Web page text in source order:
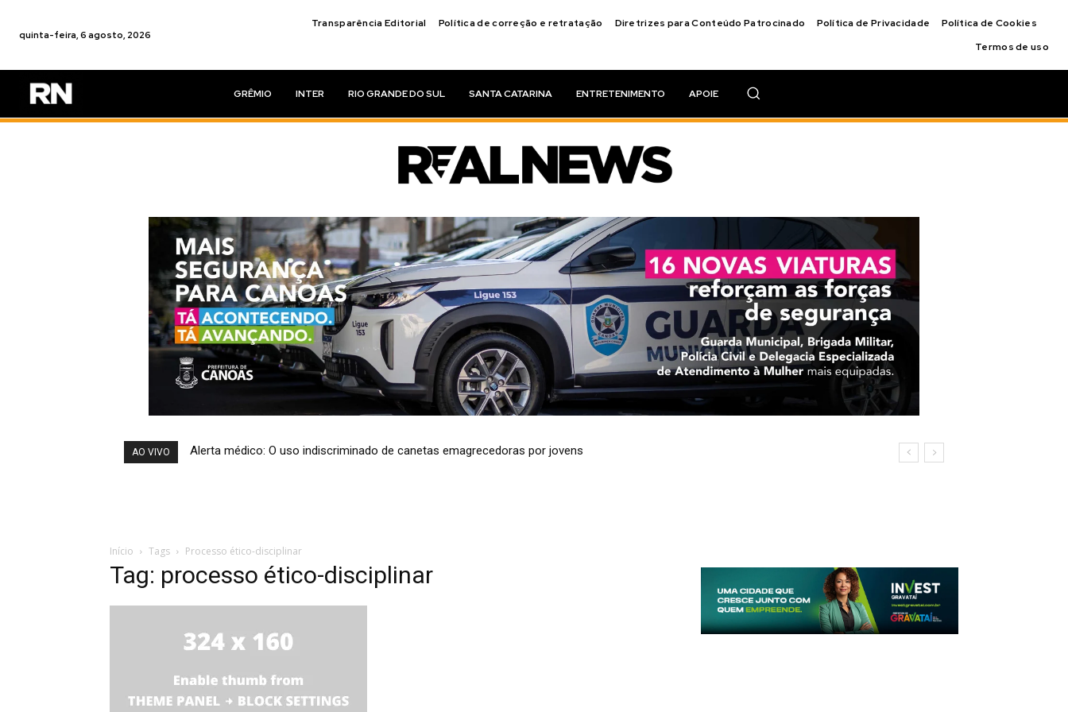
quinta-feira, 6 agosto, 2026
Transparência Editorial Política de correção e retratação Diretrizes para Conteúdo Patrocinado Política de Privacidade
Política de Cookies
Termos de uso
GRÊMIO INTER RIO GRANDE DO SUL SANTA CATARINA ENTRETENIMENTO APOIE
AO VIVO Alerta médico: O uso indiscriminado de canetas emagrecedoras por jovens
Início Tags Processo ético-disciplinar
Tag: processo ético-disciplinar